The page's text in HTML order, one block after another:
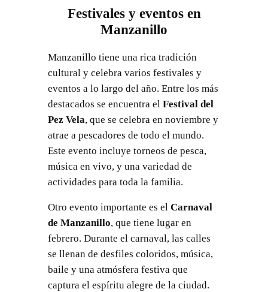
Festivales y eventos en
Manzanillo
Manzanillo tiene una rica tradición
cultural y celebra varios festivales y
eventos a lo largo del año. Entre los más
destacados se encuentra el Festival del
Pez Vela, que se celebra en noviembre y
atrae a pescadores de todo el mundo.
Este evento incluye torneos de pesca,
música en vivo, y una variedad de
actividades para toda la familia.
Otro evento importante es el Carnaval
de Manzanillo, que tiene lugar en
febrero. Durante el carnaval, las calles
se llenan de desfiles coloridos, música,
baile y una atmósfera festiva que
captura el espíritu alegre de la ciudad.